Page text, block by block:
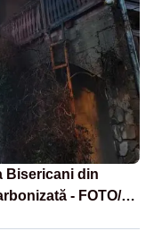
Bisericani din
- FOTO/